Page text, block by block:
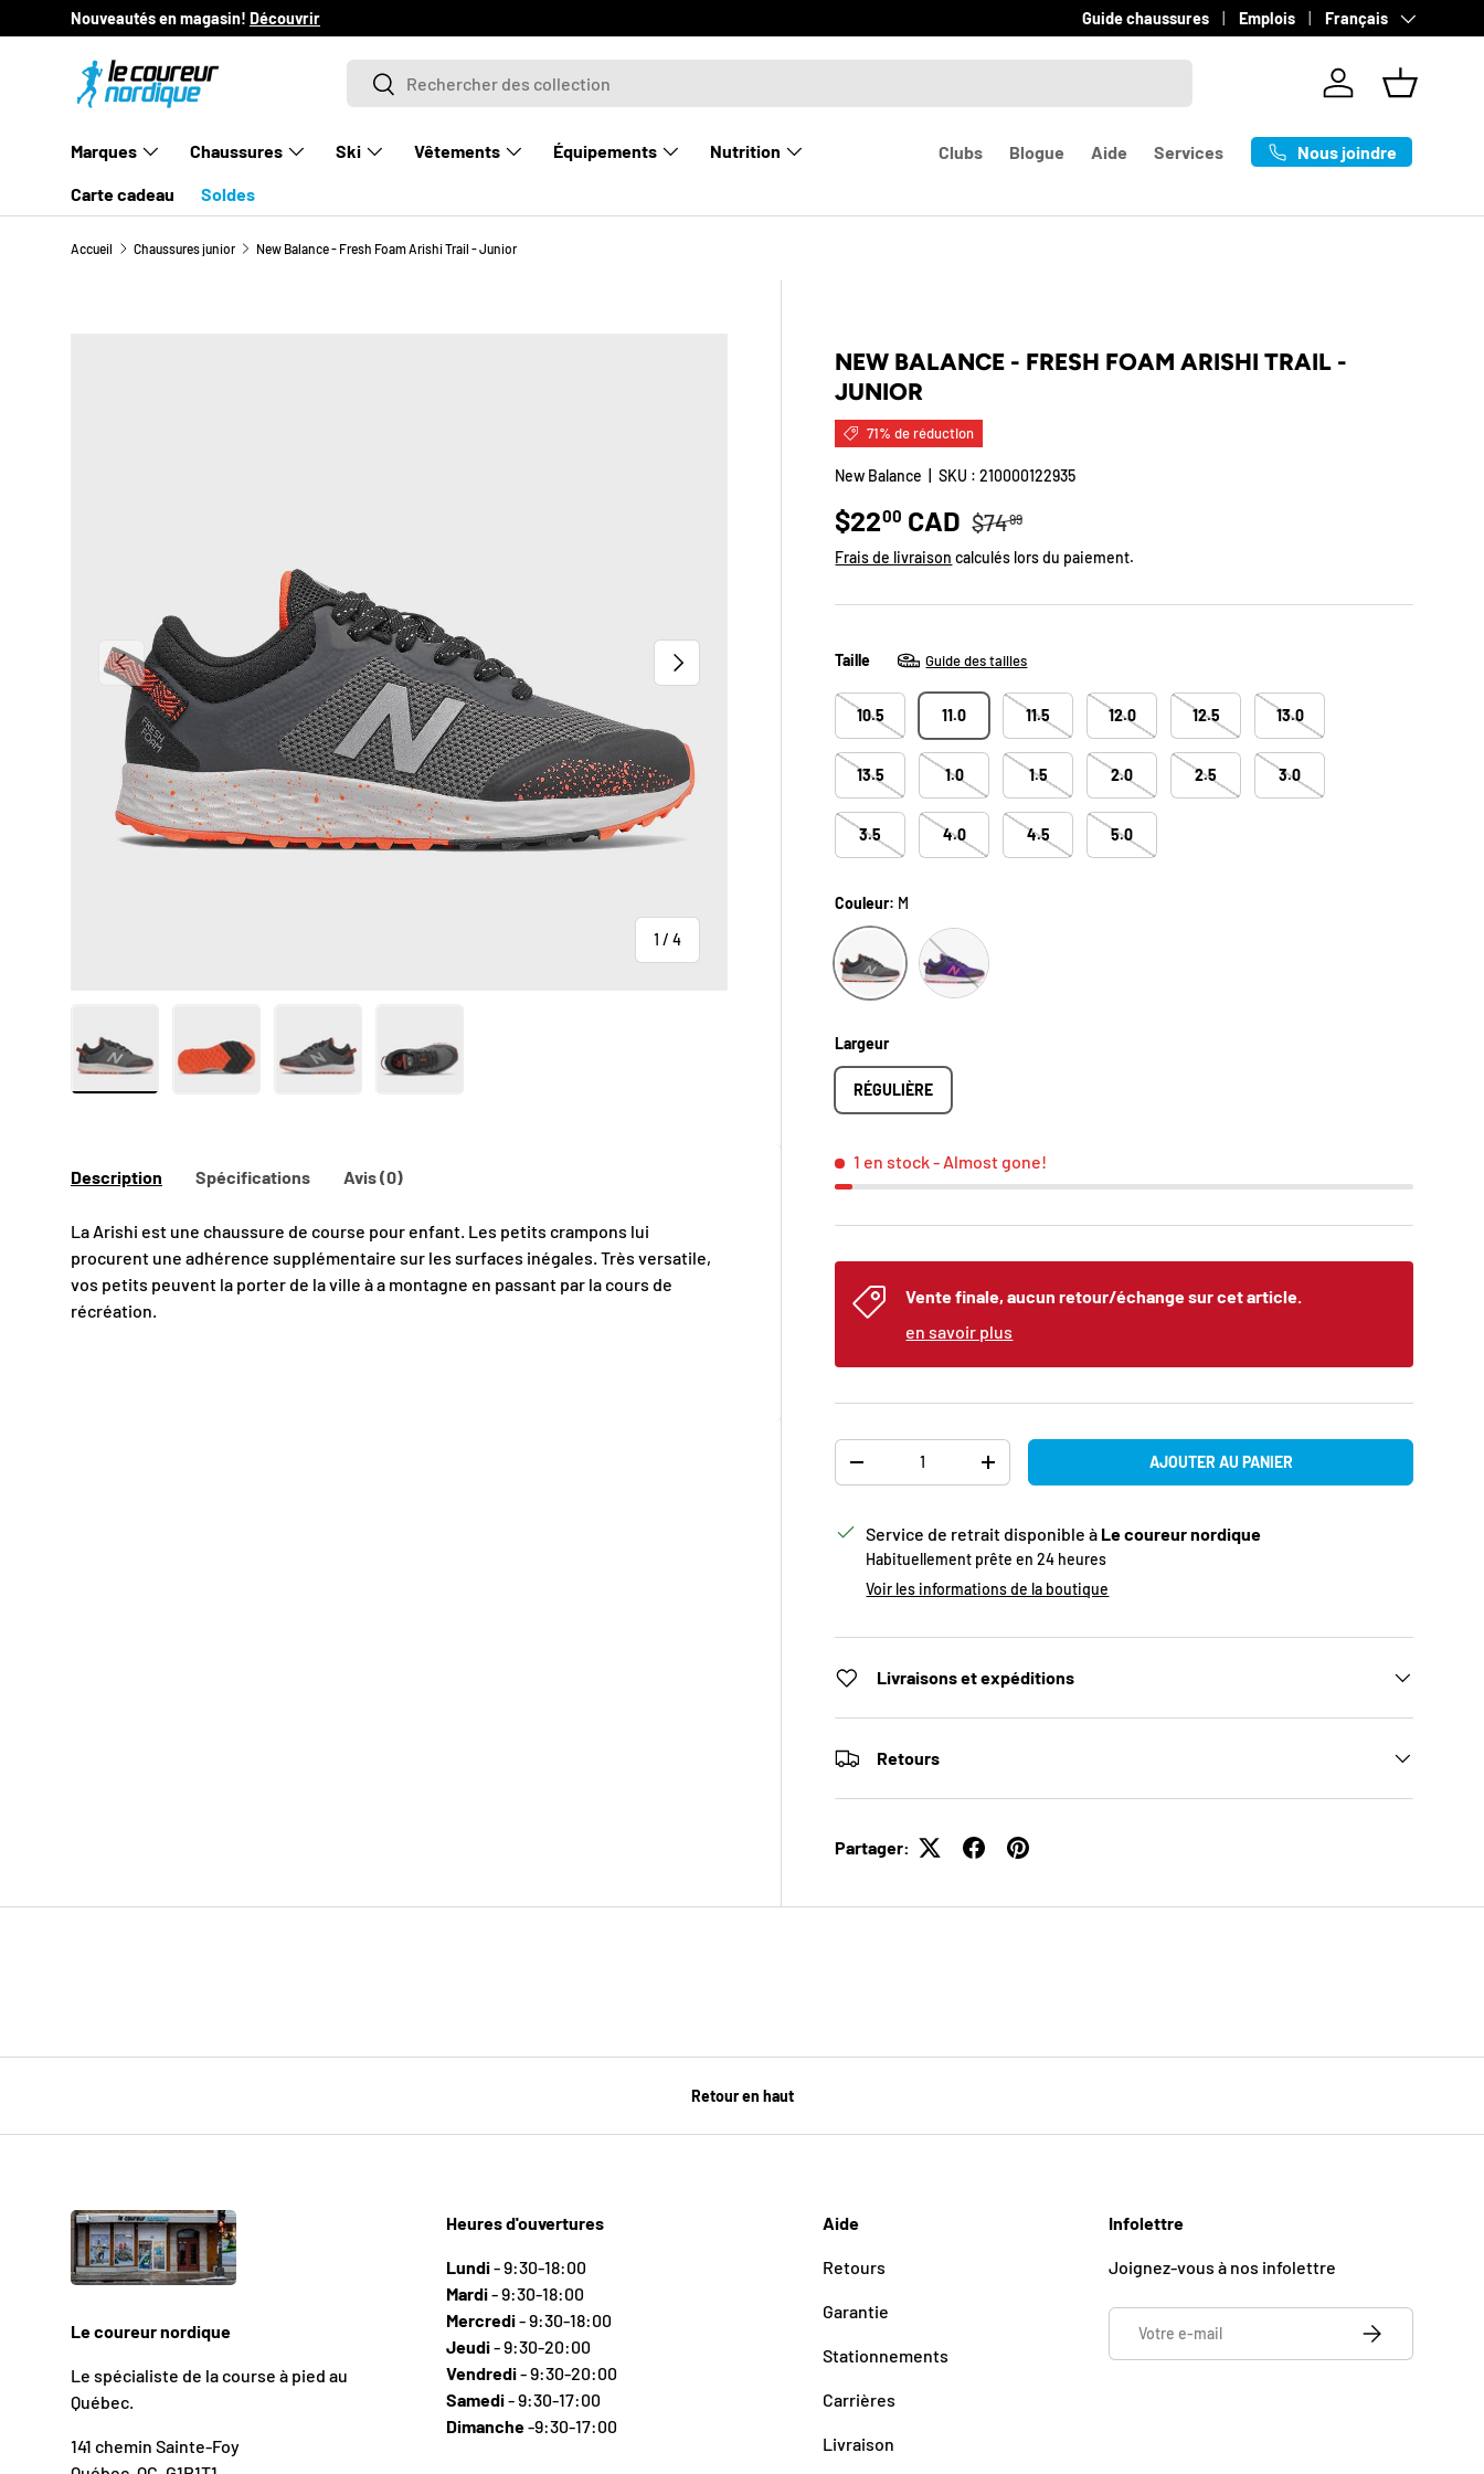
ALLER AU CONTENU
Découvrir Livraison gratuite sur les commandes de +100$en savoir plus
Guide chaussures Emplois Langue
Français
Recherche
Rechercher
Se connecter
Panier
Marques Chaussures Ski Vêtements Équipements Nutrition
Carte cadeau Soldes
Clubs Blogue Aide Services Nous joindre
Accueil Chaussures junior New Balance - Fresh Foam Arishi Trail - Junior
PRÉCÉDENT
1 /de
4
SUIVANT
NEW BALANCE - FRESH FOAM ARISHI TRAIL -
JUNIOR
71% de réduction
New Balance |SKU : 210000122935
Prix soldé
$2200 CAD Prix habituel
$7499
Frais de livraison calculés lors du paiement.
Taille Guide des tailles
10.5 11.0 11.5 12.0 12.5 13.0
13.5 1.0 1.5 2.0 2.5 3.0
3.5 4.0 4.5 5.0
Couleur: M
M S
Largeur
RÉGULIÈRE
1 en stock- Almost gone!
Vente finale, aucun retour/échange sur cet article.
en savoir plus
DIMINUER LA QUANTITÉAUGMENTER LA QUANTITÉAJOUTER AU PANIER
Service de retrait disponible à Le coureur nordique
Habituellement prête en 24 heures
Voir les informations de la boutique
Livraisons et expéditions
Retours
Partager:
Description Spécifications Avis (0)
La Arishi est une chaussure de course pour enfant. Les petits crampons lui
procurent une adhérence supplémentaire sur les surfaces inégales. Très versatile,
vos petits peuvent la porter de la ville à a montagne en passant par la cours de
récréation.
Retour en haut
Le coureur nordique
Le spécialiste de la course à pied au
Québec.
141 chemin Sainte-Foy
Heures d'ouvertures
Lundi- 9:30-18:00
Mardi- 9:30-18:00
Mercredi- 9:30-18:00
Jeudi- 9:30-20:00
Vendredi- 9:30-20:00
Samedi- 9:30-17:00
Dimanche-9:30-17:00
Aide
Retours
Garantie
Stationnements
Carrières
Livraison
Infolettre
Joignez-vous à nos infolettre
S’INSCRIRE